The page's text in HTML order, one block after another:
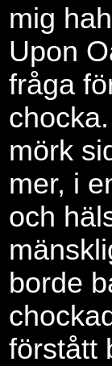
mig
Upon
fråga
mörk
mer, i
och
borde
förstått